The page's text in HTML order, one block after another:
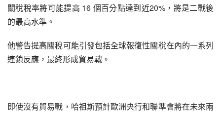
關稅稅率將可能提高 16 個百分點達到近20%，將是二戰後
的最高水準。
他警告提高關稅可能引發包括全球報復性關稅在內的一系列
連鎖反應，最終形成貿易戰。
即使沒有貿易戰，哈祖斯預計歐洲央行和聯準會將在未來兩